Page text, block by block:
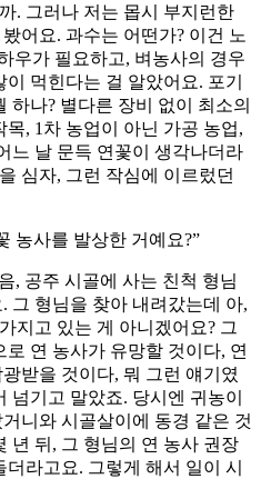
. 그러나 저는 몹시 부지런한
어요. 과수는 어떤가? 이건 노
우가 필요하고, 벼농사의 경우
먹힌다는 걸 알았어요. 포기
하나? 별다른 장비 없이 최소의
, 1차 농업이 아닌 가공 농업,
느 날 문득 연꽃이 생각나더라
심자, 그런 작심에 이르렀던
농사를 발상한 거예요?”
, 공주 시골에 사는 친척 형님
그 형님을 찾아 내려갔는데 아,
지고 있는 게 아니겠어요? 그
연 농사가 유망할 것이다, 연
받을 것이다, 뭐 그런 얘기였
넘기고 말았죠. 당시엔 귀농이
니와 시골살이에 동경 같은 것
년 뒤, 그 형님의 연 농사 권장
라고요. 그렇게 해서 일이 시